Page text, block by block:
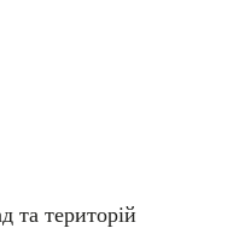
та територій